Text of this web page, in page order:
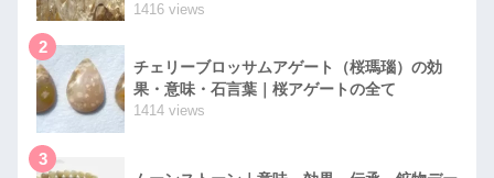
1416 views
2
チェリーブロッサムアゲート（桜瑪瑙）の効
果・意味・石言葉｜桜アゲートの全て
1414 views
3